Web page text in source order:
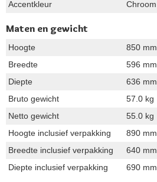
Accentkleur Chroom
Maten en gewicht
Hoogte
850 mm
Breedte
596 mm
Diepte
636 mm
Bruto gewicht
57.0 kg
Netto gewicht
55.0 kg
Hoogte inclusief verpakking
890 mm
Breedte inclusief verpakking
640 mm
Diepte inclusief verpakking
690 mm